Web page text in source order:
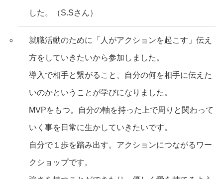
した。（S.Sさん）
就職活動のために「人がアクションを起こす」伝え
方をしていきたいから参加しました。
導入で相手と繋がること、自分の何を相手に伝えた
いのかということが学びになりました。
MVPをもつ。自分の軸を持った上で周りと関わって
いく事を日常に生かしていきたいです。
自分で１歩を踏み出す。アクションにつながるワー
クショップです。